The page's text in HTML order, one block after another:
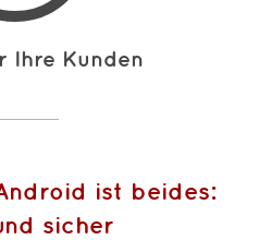
Ihre Kunden
ist beides:
sicher